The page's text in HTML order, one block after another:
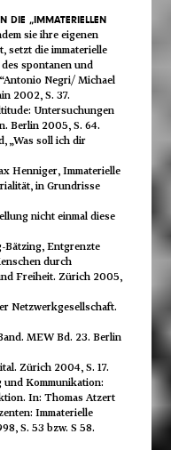
DIE „IMMATERIELLEN
sie ihre eigenen
setzt die immaterielle
spontanen und
Antonio Negri/ Michael
2002, S. 37.
Untersuchungen
Berlin 2005, S. 64.
„Was soll ich dir
Henniger, Immaterielle
in Grundrisse
nicht einmal diese
Bätzing, Entgrenzte
durch
Freiheit. Zürich 2005,
Netzwerkgesellschaft.
MEW Bd. 23. Berlin
Zürich 2004, S. 17.
Kommunikation:
In: Thomas Atzert
Immaterielle
S. 53 bzw. S 58.